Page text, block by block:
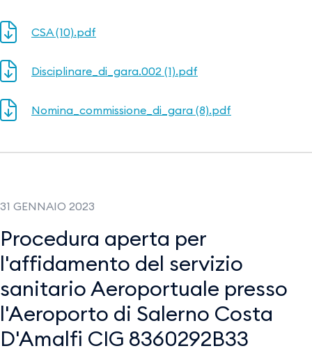
CSA (10).pdf
Disciplinare_di_gara.002 (1).pdf
Nomina_commissione_di_gara (8).pdf
31 GENNAIO 2023
Procedura aperta per
l'affidamento del servizio
sanitario Aeroportuale presso
l'Aeroporto di Salerno Costa
D'Amalfi CIG 8360292B33